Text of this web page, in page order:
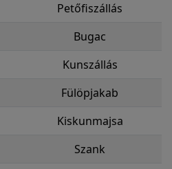
Petőfiszállás
Bugac
Kunszállás
Fülöpjakab
Kiskunmajsa
Szank